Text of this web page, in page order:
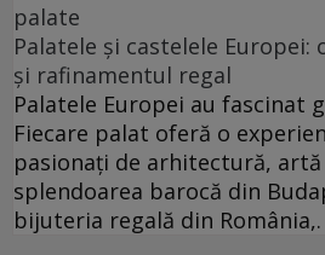
palate
Palatele și castelele Europei:
și rafinamentul regal
Palatele Europei au fascinat
Fiecare palat oferă o
pasionați de arhitectură,
splendoarea barocă din
bijuteria regală din România,.